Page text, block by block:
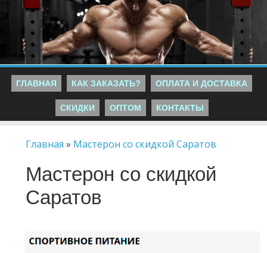
ГЛАВНАЯ КАК ЗАКАЗАТЬ? ОПЛАТА И ДОСТАВКА
СКИДКИ ОПТОМ КОНТАКТЫ
Главная » Мастерон со скидкой Саратов
Мастерон со скидкой
Саратов